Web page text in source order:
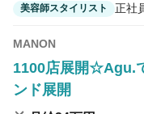
美容師スタイリスト 正社
MANON
1100店展開☆Agu.
ンド展開